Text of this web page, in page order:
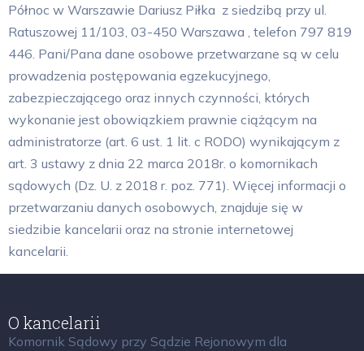
Północ w Warszawie Dariusz Piłka z siedzibą przy ul.
Ratuszowej 11/103, 03-450 Warszawa , telefon 797 819
446. Pani/Pana dane osobowe przetwarzane są w celu
prowadzenia postępowania egzekucyjnego,
zabezpieczającego oraz innych czynności, których
wykonanie jest obowiązkiem prawnie ciążącym na
administratorze (art. 6 ust. 1 lit. c RODO) wynikającym z
art. 3 ustawy z dnia 22 marca 2018r. o komornikach
sądowych (Dz. U. z 2018 r. poz. 771). Więcej informacji o
przetwarzaniu danych osobowych, znajduje się w
siedzibie kancelarii oraz na stronie internetowej
kancelarii.
O kancelarii
Komornik Sądowy przy Sądzie Rejonowym dla